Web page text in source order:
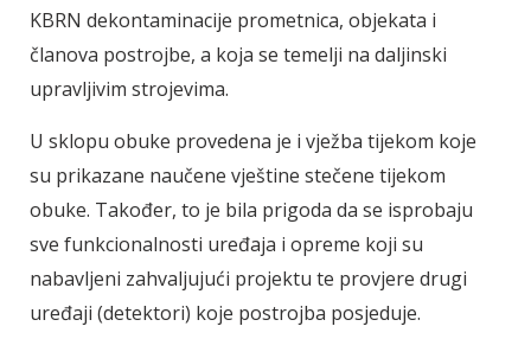
KBRN dekontaminacije prometnica, objekata i
članova postrojbe, a koja se temelji na daljinski
upravljivim strojevima.
U sklopu obuke provedena je i vježba tijekom koje
su prikazane naučene vještine stečene tijekom
obuke. Također, to je bila prigoda da se isprobaju
sve funkcionalnosti uređaja i opreme koji su
nabavljeni zahvaljujući projektu te provjere drugi
uređaji (detektori) koje postrojba posjeduje.